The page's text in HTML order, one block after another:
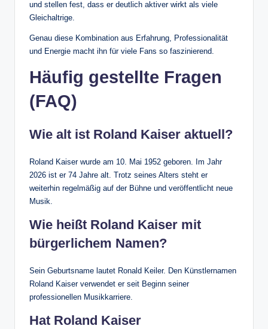
und stellen fest, dass er deutlich aktiver wirkt als viele
Gleichaltrige.
Genau diese Kombination aus Erfahrung, Professionalität
und Energie macht ihn für viele Fans so faszinierend.
Häufig gestellte Fragen
(FAQ)
Wie alt ist Roland Kaiser aktuell?
Roland Kaiser wurde am 10. Mai 1952 geboren. Im Jahr
2026 ist er 74 Jahre alt. Trotz seines Alters steht er
weiterhin regelmäßig auf der Bühne und veröffentlicht neue
Musik.
Wie heißt Roland Kaiser mit
bürgerlichem Namen?
Sein Geburtsname lautet Ronald Keiler. Den Künstlernamen
Roland Kaiser verwendet er seit Beginn seiner
professionellen Musikkarriere.
Hat Roland Kaiser